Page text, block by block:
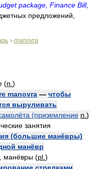
package, Finance Bill,
предложений,
> manovra
(n. )
manovra — чтобы
выруливать
(приземление n. )
занятия
(большие манёвры)
манёвр
манёвры (pl. )